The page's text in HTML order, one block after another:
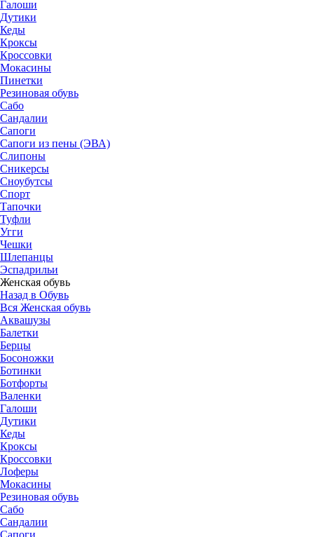
Галоши
Дутики
Кеды
Кроксы
Кроссовки
Мокасины
Пинетки
Резиновая обувь
Сабо
Сандалии
Сапоги
Сапоги из пены (ЭВА)
Слипоны
Сникерсы
Сноубутсы
Спорт
Тапочки
Туфли
Угги
Чешки
Шлепанцы
Эспадрильи
Женская обувь
Назад в Обувь
Вся Женская обувь
Аквашузы
Балетки
Берцы
Босоножки
Ботинки
Ботфорты
Валенки
Галоши
Дутики
Кеды
Кроксы
Кроссовки
Лоферы
Мокасины
Резиновая обувь
Сабо
Сандалии
Сапоги